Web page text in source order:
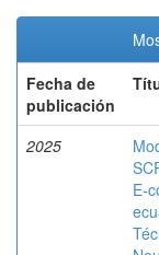
Fecha de
publicación
2025
E-